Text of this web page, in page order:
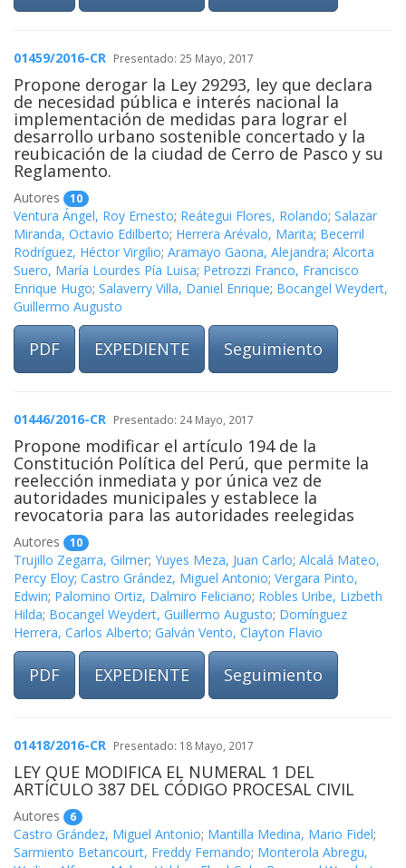
01459/2016-CR Presentado: 25 Mayo, 2017
Propone derogar la Ley 29293, ley que declara
de necesidad pública e interés nacional la
implementación de medidas para lograr el
desarrollo urbano sostenible concertado y la
reubicación de la ciudad de Cerro de Pasco y su
Reglamento.
Autores 10
Ventura Ángel, Roy Ernesto; Reátegui Flores, Rolando; Salazar
Miranda, Octavio Edilberto; Herrera Arévalo, Marita; Becerril
Rodríguez, Héctor Virgilio; Aramayo Gaona, Alejandra; Alcorta
Suero, María Lourdes Pía Luisa; Petrozzi Franco, Francisco
Enrique Hugo; Salaverry Villa, Daniel Enrique; Bocangel Weydert,
Guillermo Augusto
PDF EXPEDIENTE Seguimiento
01446/2016-CR Presentado: 24 Mayo, 2017
Propone modificar el artículo 194 de la
Constitución Política del Perú, que permite la
reelección inmediata y por única vez de
autoridades municipales y establece la
revocatoria para las autoridades reelegidas
Autores 10
Trujillo Zegarra, Gilmer; Yuyes Meza, Juan Carlo; Alcalá Mateo,
Percy Eloy; Castro Grández, Miguel Antonio; Vergara Pinto,
Edwin; Palomino Ortiz, Dalmiro Feliciano; Robles Uribe, Lizbeth
Hilda; Bocangel Weydert, Guillermo Augusto; Domínguez
Herrera, Carlos Alberto; Galván Vento, Clayton Flavio
PDF EXPEDIENTE Seguimiento
01418/2016-CR Presentado: 18 Mayo, 2017
LEY QUE MODIFICA EL NUMERAL 1 DEL
ARTÍCULO 387 DEL CÓDIGO PROCESAL CIVIL
Autores 6
Castro Grández, Miguel Antonio; Mantilla Medina, Mario Fidel;
Sarmiento Betancourt, Freddy Fernando; Monterola Abregu,